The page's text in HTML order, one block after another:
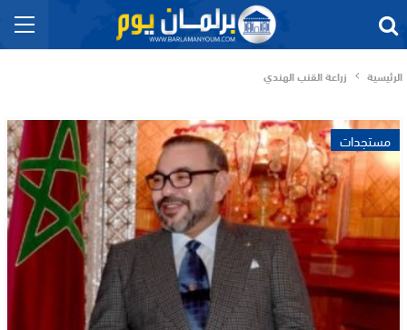
الرئيسية زراعة القنب الهندي
مستجدات